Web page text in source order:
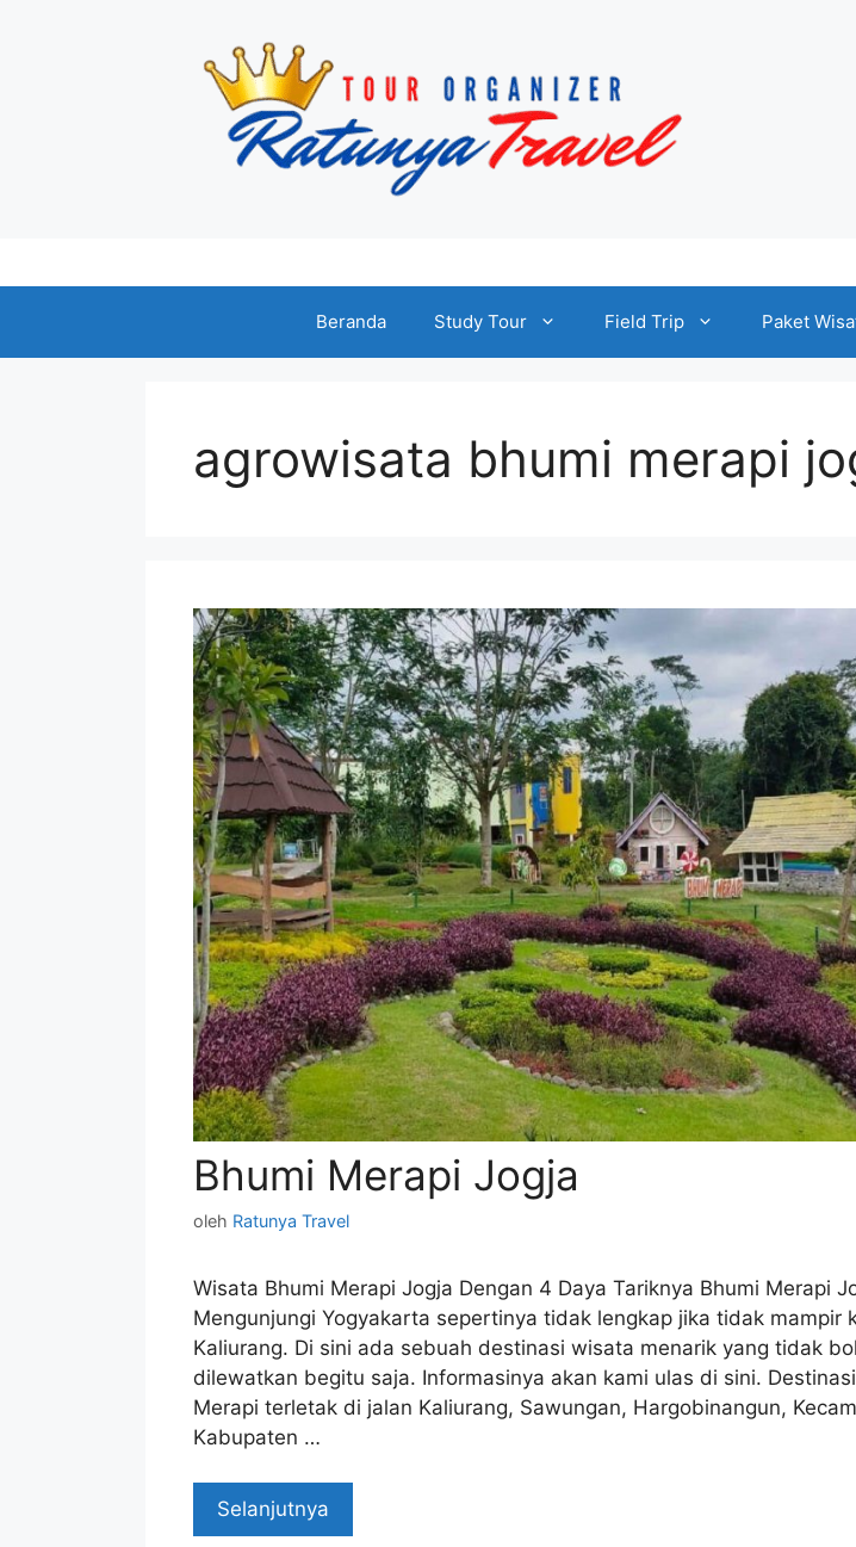
Beranda Study Tour Field Trip Paket
agrowisata bhumi merapi
Bhumi Merapi Jogja
oleh Ratunya Travel
Wisata Bhumi Merapi Jogja Dengan 4 Daya Tariknya Bhumi Merapi
Mengunjungi Yogyakarta sepertinya tidak lengkap jika tidak mampir
Kaliurang. Di sini ada sebuah destinasi wisata menarik yang tidak
dilewatkan begitu saja. Informasinya akan kami ulas di sini.
Merapi terletak di jalan Kaliurang, Sawungan, Hargobinangun,
Kabupaten …
Selanjutnya